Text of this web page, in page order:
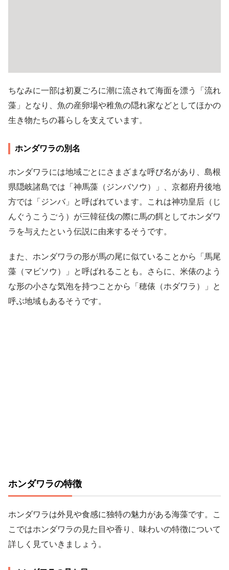
ちなみに一部は初夏ごろに潮に流されて海面を漂う「流れ
藻」となり、魚の産卵場や稚魚の隠れ家などとしてほかの
生き物たちの暮らしを支えています。
ホンダワラの別名
ホンダワラには地域ごとにさまざまな呼び名があり、島根
県隠岐諸島では「神馬藻（ジンバソウ）」、京都府丹後地
方では「ジンバ」と呼ばれています。これは神功皇后（じ
んぐうこうごう）が三韓征伐の際に馬の餌としてホンダワ
ラを与えたという伝説に由来するそうです。
また、ホンダワラの形が馬の尾に似ていることから「馬尾
藻（マビソウ）」と呼ばれることも。さらに、米俵のよう
な形の小さな気泡を持つことから「穂俵（ホダワラ）」と
呼ぶ地域もあるそうです。
ホンダワラの特徴
ホンダワラは外見や食感に独特の魅力がある海藻です。こ
こではホンダワラの見た目や香り、味わいの特徴について
詳しく見ていきましょう。